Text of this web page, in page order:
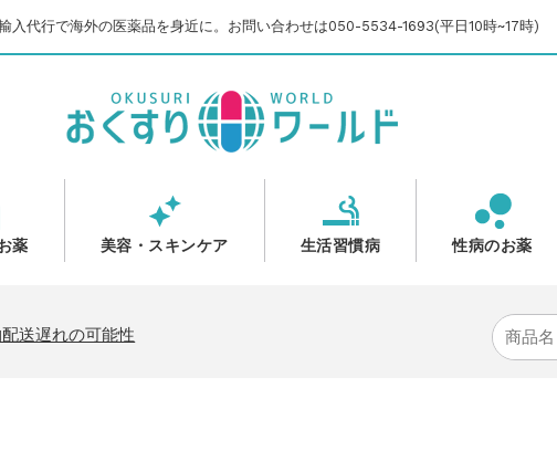
入代行で海外の医薬品を身近に。お問い合わせは050-5534-1693(平日10時~17時)
薬 美容・スキンケア 生活習慣病 性病のお薬
送遅れの可能性
案内